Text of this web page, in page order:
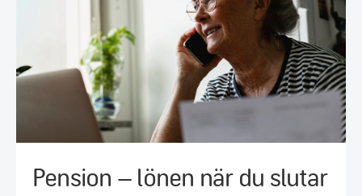
Pension – lönen när du slutar